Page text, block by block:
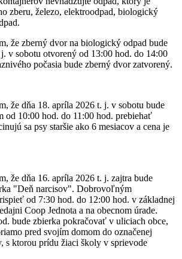
zberu, železo, elektroodpad, biologický
že zberný dvor na biologický odpad bude
v sobotu otvorený od 13:00 hod. do 14:00
počasia bude zberný dvor zatvorený.
že dňa 18. apríla 2026 t. j. v sobotu bude
od 10:00 hod. do 11:00 hod. prebiehať
sa psy staršie ako 6 mesiacov a cena je
že dňa 16. apríla 2026 t. j. zajtra bude
"Deň narcisov". Dobrovoľným
od 7:30 hod. do 12:00 hod. v základnej
Coop Jednota a na obecnom úrade.
bude zbierka pokračovať v uliciach obce,
pred svojím domom do označenej
s ktorou prídu žiaci školy v sprievode